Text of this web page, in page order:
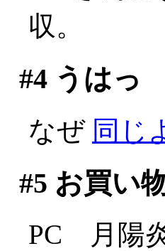
収。
#4うはっ
なぜ 同じ
#5 お買い
PC 月陽